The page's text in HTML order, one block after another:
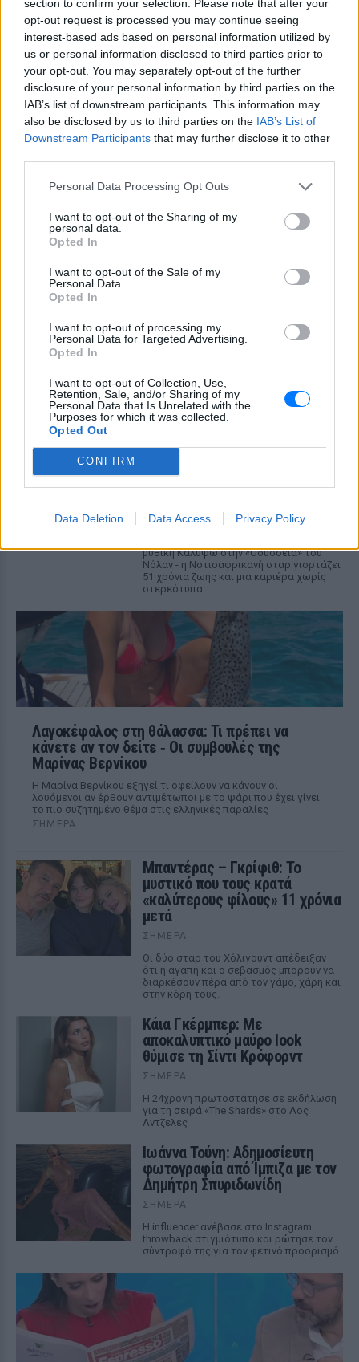
section to confirm your selection. Please note that after your
opt-out request is processed you may continue seeing
interest-based ads based on personal information utilized by
us or personal information disclosed to third parties prior to
your opt-out. You may separately opt-out of the further
disclosure of your personal information by third parties on the
IAB’s list of downstream participants. This information may
also be disclosed by us to third parties on the IAB’s List of
Downstream Participants that may further disclose it to other
Personal Data Processing Opt Outs
I want to opt-out of the Sharing of my
personal data.
Opted In
I want to opt-out of the Sale of my
Personal Data.
Opted In
I want to opt-out of processing my
Personal Data for Targeted Advertising.
Opted In
I want to opt-out of Collection, Use,
Retention, Sale, and/or Sharing of my
Personal Data that Is Unrelated with the
Purposes for which it was collected.
Opted Out
CONFIRM
Data Deletion Data Access Privacy Policy
ΔΕΙΤΕ ΕΠΙΣΗΣ
ΣΤΗΝ ΙΔΙΑ ΚΑΤΗΓΟΡΙΑ
Η Τατιάνα Στεφανίδου φόρεσε
μπικίνι και εντυπωσίασε με το
κορμί της στα καταγάλανα νερά
του Ιονίου
ΣΉΜΕΡΑ
θάλασσα σε καλοκαιρινή
διάθεση
Η ηθοποιός μοιράστηκε στιγμές από την
παραλία μέσα από Instagram stories,
ποζάροντας μέσα στο νερό με τα αγόρια
της
Charlize Theron: Η «Καλυψώ»
ρόλος που άλλαξε τα πάντα για
ΣΉΜΕΡΑ
μυθική Καλυψώ στην «Οδύσσεια» του
Νόλαν - η Νοτιοαφρικανή σταρ γιορτάζει
51 χρόνια ζωής και μια καριέρα χωρίς
στερεότυπα.
Λαγοκέφαλος στη θάλασσα: Τι πρέπει να
κάνετε αν τον δείτε ‑ Οι συμβουλές της
Μαρίνας Βερνίκου
Η Μαρίνα Βερνίκου εξηγεί τι οφείλουν να κάνουν οι
λουόμενοι αν έρθουν αντιμέτωποι με το ψάρι που έχει γίνει
το πιο συζητημένο θέμα στις ελληνικές παραλίες
ΣΉΜΕΡΑ
Μπαντέρας – Γκρίφιθ: Το
μυστικό που τους κρατά
«καλύτερους φίλους» 11 χρόνια
μετά
ΣΉΜΕΡΑ
Οι δύο σταρ του Χόλιγουντ απέδειξαν
ότι η αγάπη και ο σεβασμός μπορούν να
διαρκέσουν πέρα από τον γάμο, χάρη και
στην κόρη τους.
Κάια Γκέρμπερ: Με
αποκαλυπτικό μαύρο look
θύμισε τη Σίντι Κρόφορντ
ΣΉΜΕΡΑ
Η 24χρονη πρωτοστάτησε σε εκδήλωση
για τη σειρά «The Shards» στο Λος
Αντζελες
Ιωάννα Τούνη: Αδημοσίευτη
φωτογραφία από Ίμπιζα με τον
Δημήτρη Σπυριδωνίδη
ΣΉΜΕΡΑ
Η influencer ανέβασε στο Instagram
throwback στιγμιότυπο και ρώτησε τον
σύντροφό της για τον φετινό προορισμό